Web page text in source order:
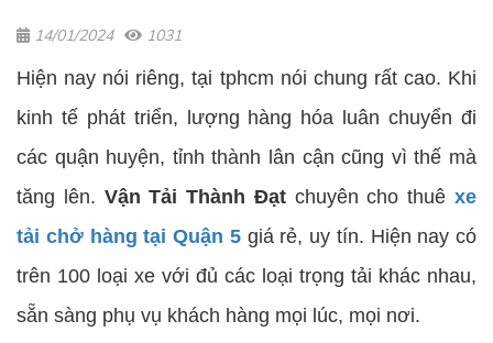
14/01/2024 1031
Hiện nay nói riêng, tại tphcm nói chung rất cao. Khi
kinh tế phát triển, lượng hàng hóa luân chuyển đi
các quận huyện, tỉnh thành lân cận cũng vì thế mà
tăng lên. Vận Tải Thành Đạtchuyên cho thuêxe
tải chở hàng tại Quận 5giá rẻ, uy tín. Hiện nay có
trên 100 loại xe với đủ các loại trọng tải khác nhau,
sẵn sàng phụ vụ khách hàng mọi lúc, mọi nơi.